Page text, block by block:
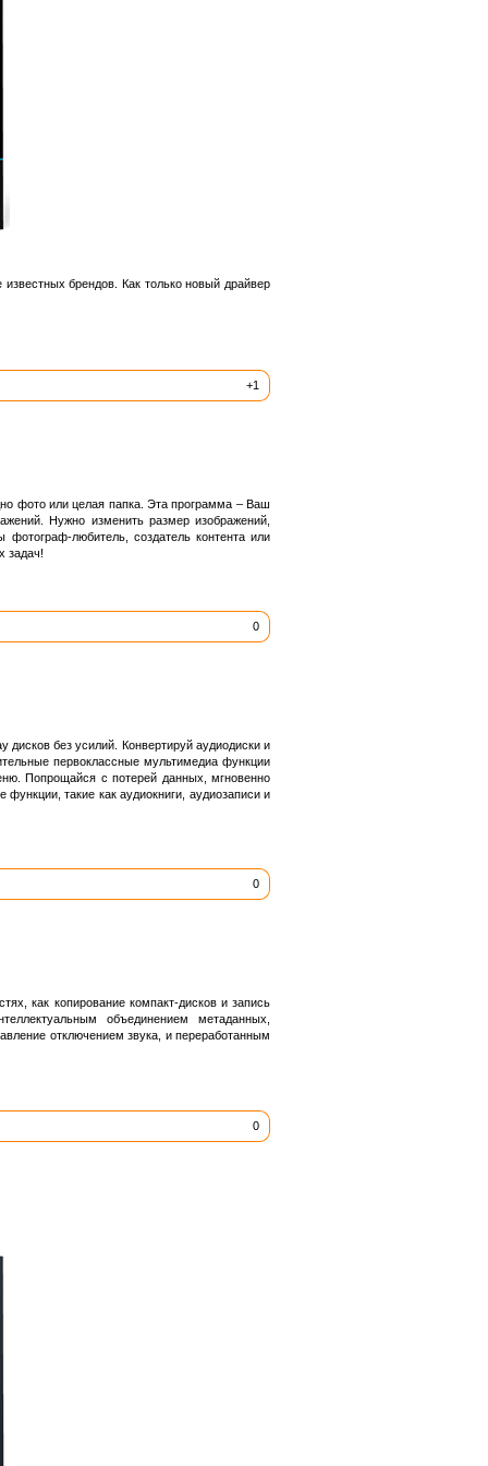
брендов. Как только новый драйвер
+1
фото или целая папка. Эта программа – Ваш
Нужно изменить размер изображений,
любитель, создатель контента или
задач!
0
без усилий. Конвертируй аудиодиски и
первоклассные мультимедиа функции
Попрощайся с потерей данных, мгновенно
такие как аудиокниги, аудиозаписи и
0
как копирование компакт-дисков и запись
объединением метаданных,
отключением звука, и переработанным
0